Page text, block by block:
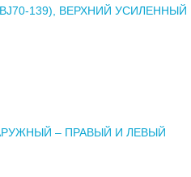
139), ВЕРХНИЙ УСИЛЕННЫЙ
– ПРАВЫЙ И ЛЕВЫЙ